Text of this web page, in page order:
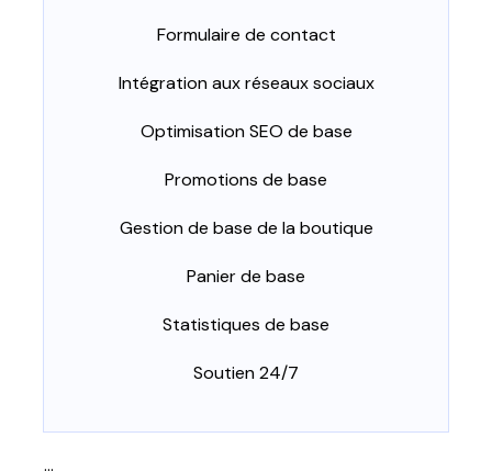
Formulaire de contact
Intégration aux réseaux sociaux
Optimisation SEO de base
Promotions de base
Gestion de base de la boutique
Panier de base
Statistiques de base
Soutien 24/7
…